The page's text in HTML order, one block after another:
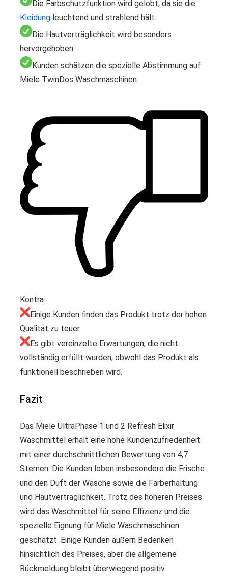
Die Farbschutzfunktion wird gelobt, da sie die
Kleidung leuchtend und strahlend hält.
Die Hautverträglichkeit wird besonders
hervorgehoben.
Kunden schätzen die spezielle Abstimmung auf
Miele TwinDos Waschmaschinen.
Kontra
Einige Kunden finden das Produkt trotz der hohen
Qualität zu teuer.
Es gibt vereinzelte Erwartungen, die nicht
vollständig erfüllt wurden, obwohl das Produkt als
funktionell beschrieben wird.
Fazit
Das Miele UltraPhase 1 und 2 Refresh Elixir
Waschmittel erhält eine hohe Kundenzufriedenheit
mit einer durchschnittlichen Bewertung von 4,7
Sternen. Die Kunden loben insbesondere die Frische
und den Duft der Wäsche sowie die Farberhaltung
und Hautverträglichkeit. Trotz des höheren Preises
wird das Waschmittel für seine Effizienz und die
spezielle Eignung für Miele Waschmaschinen
geschätzt. Einige Kunden äußern Bedenken
hinsichtlich des Preises, aber die allgemeine
Rückmeldung bleibt überwiegend positiv.